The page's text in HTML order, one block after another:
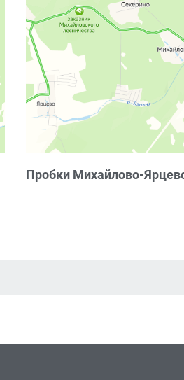
Пробки Михайлово-